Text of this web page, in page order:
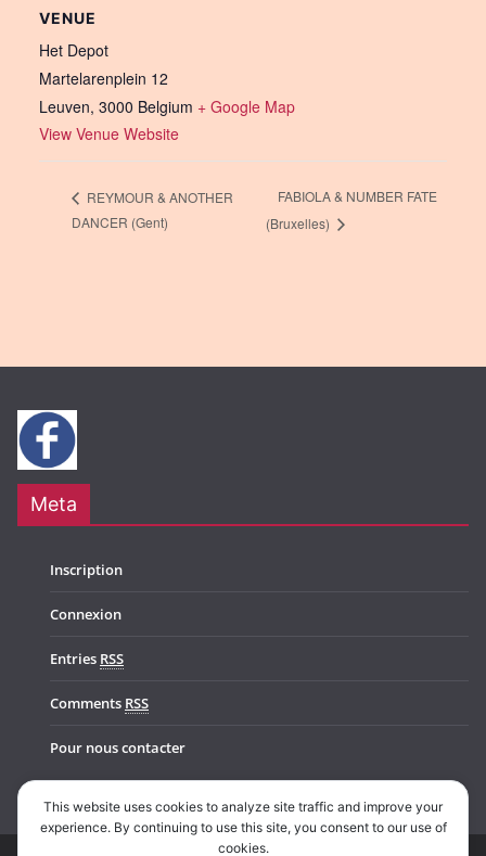
VENUE
Het Depot
Martelarenplein 12
Leuven, 3000 Belgium + Google Map
View Venue Website
REYMOUR & ANOTHER
DANCER (Gent)
FABIOLA & NUMBER FATE
(Bruxelles)
Meta
Inscription
Connexion
Entries RSS
Comments RSS
Pour nous contacter
This website uses cookies to analyze site traffic and improve your
experience. By continuing to use this site, you consent to our use of
cookies.